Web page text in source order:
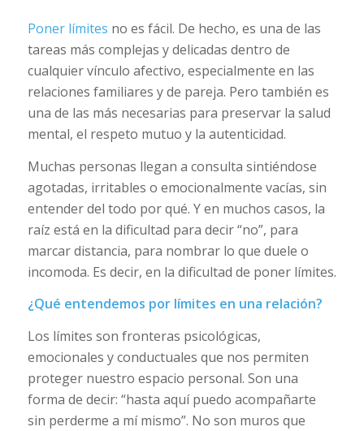
Poner límites no es fácil. De hecho, es una de las
tareas más complejas y delicadas dentro de
cualquier vínculo afectivo, especialmente en las
relaciones familiares y de pareja. Pero también es
una de las más necesarias para preservar la salud
mental, el respeto mutuo y la autenticidad.
Muchas personas llegan a consulta sintiéndose
agotadas, irritables o emocionalmente vacías, sin
entender del todo por qué. Y en muchos casos, la
raíz está en la dificultad para decir “no”, para
marcar distancia, para nombrar lo que duele o
incomoda. Es decir, en la dificultad de poner límites.
¿Qué entendemos por límites en una relación?
Los límites son fronteras psicológicas,
emocionales y conductuales que nos permiten
proteger nuestro espacio personal. Son una
forma de decir: “hasta aquí puedo acompañarte
sin perderme a mí mismo”. No son muros que